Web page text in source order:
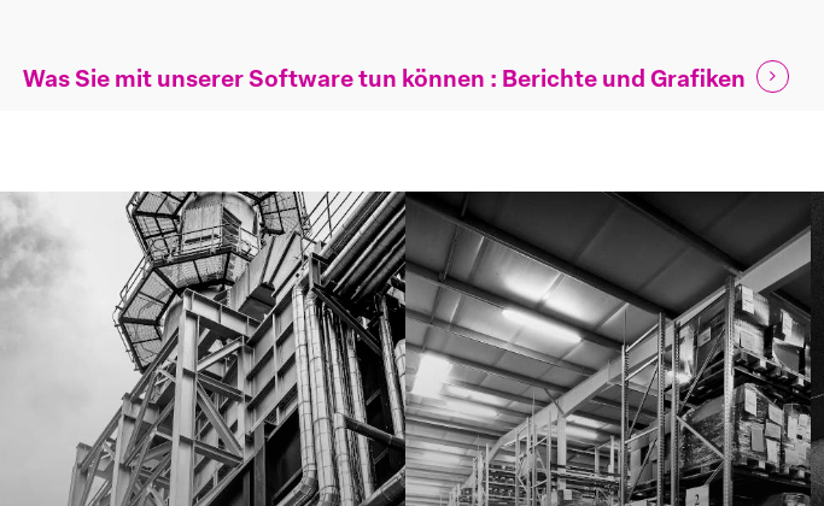
Was Sie mit unserer Software tun können : Berichte und Grafiken
Learn
more
Learn